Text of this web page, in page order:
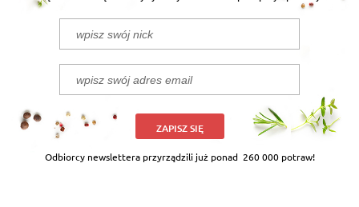
ZAPISZ SIĘ
Odbiorcy newslettera przyrządzili już ponad 260 000 potraw!